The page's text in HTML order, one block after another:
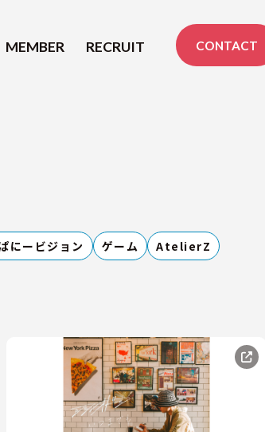
MEMBER RECRUIT CONTACT
にービジョン ゲーム
AtelierZ